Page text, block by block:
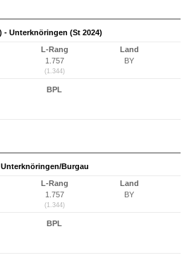
- Unterknöringen (St 2024)
L-Rang
1.757
(1.344)
Land
BY
BPL
Burgau
L-Rang
1.757
(1.344)
Land
BY
BPL